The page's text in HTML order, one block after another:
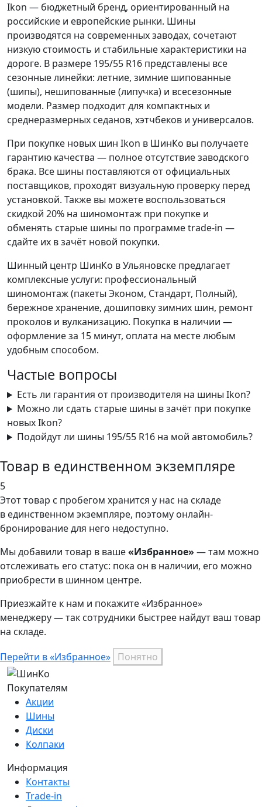
Ikon — бюджетный бренд, ориентированный на
российские и европейские рынки. Шины
производятся на современных заводах, сочетают
низкую стоимость и стабильные характеристики на
дороге. В размере 195/55 R16 представлены все
сезонные линейки: летние, зимние шипованные
(шипы), нешипованные (липучка) и всесезонные
модели. Размер подходит для компактных и
среднеразмерных седанов, хэтчбеков и универсалов.
При покупке новых шин Ikon в ШинКо вы получаете
гарантию качества — полное отсутствие заводского
брака. Все шины поставляются от официальных
поставщиков, проходят визуальную проверку перед
установкой. Также вы можете воспользоваться
скидкой 20% на шиномонтаж при покупке и
обменять старые шины по программе trade-in —
сдайте их в зачёт новой покупки.
Шинный центр ШинКo в Ульяновске предлагает
комплексные услуги: профессиональный
шиномонтаж (пакеты Эконом, Стандарт, Полный),
бережное хранение, дошиповку зимних шин, ремонт
проколов и вулканизацию. Покупка в наличии —
оформление за 15 минут, оплата на месте любым
удобным способом.
Частые вопросы
Есть ли гарантия от производителя на шины Ikon?
Можно ли сдать старые шины в зачёт при покупке
новых Ikon?
Подойдут ли шины 195/55 R16 на мой автомобиль?
Товар в единственном экземпляре
5
Этот товар с пробегом хранится у нас на складе
в единственном экземпляре, поэтому онлайн-
бронирование для него недоступно.
Мы добавили товар в ваше«Избранное» — там можно
отслеживать его статус: пока он в наличии, его можно
приобрести в шинном центре.
Приезжайте к нам и покажите «Избранное»
менеджеру — так сотрудники быстрее найдут ваш товар
на складе.
Перейти в «Избранное» Понятно
Покупателям
Акции
Шины
Диски
Колпаки
Информация
Контакты
Trade-in